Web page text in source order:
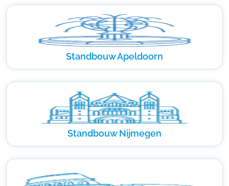
Standbouw Apeldoorn
Standbouw Nijmegen